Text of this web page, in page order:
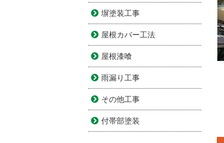
塀塗装工事
屋根カバー工法
屋根漆喰
雨漏り工事
その他工事
付帯部塗装